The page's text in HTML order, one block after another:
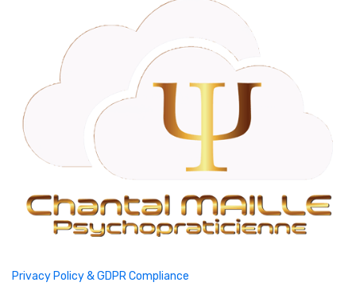
Privacy Policy & GDPR Compliance